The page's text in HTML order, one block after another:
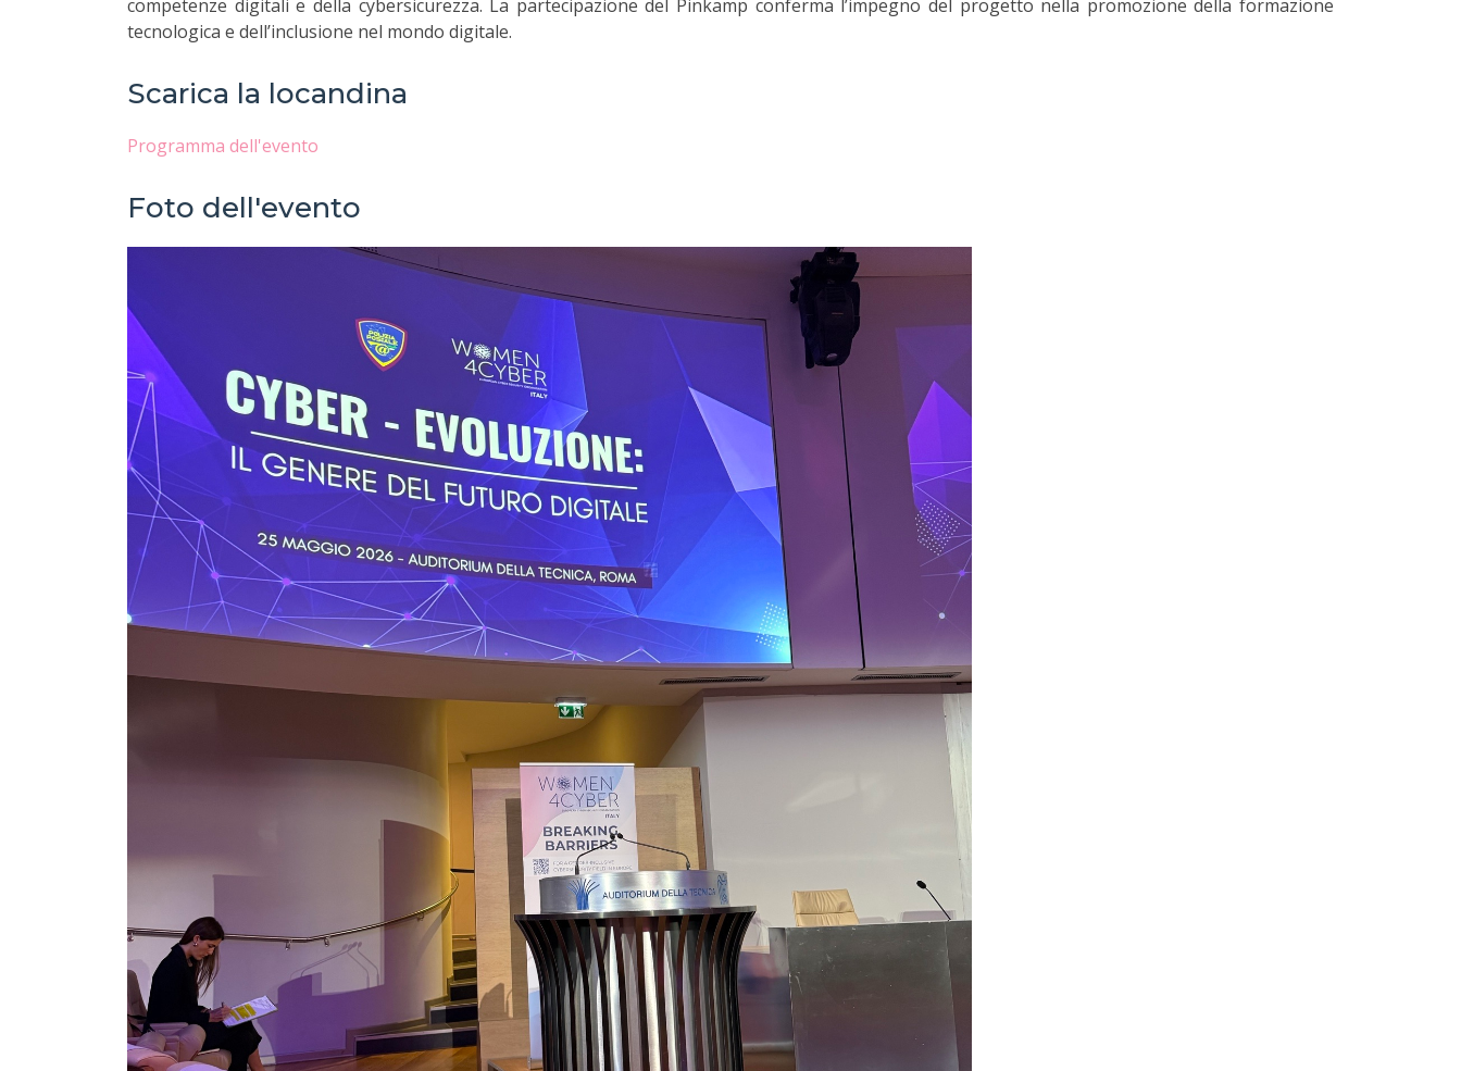
competenze digitali e della cybersicurezza. La partecipazione del Pinkamp conferma l’impegno del progetto nella promozione della formazione
tecnologica e dell’inclusione nel mondo digitale.
Scarica la locandina
Programma dell'evento
Foto dell'evento